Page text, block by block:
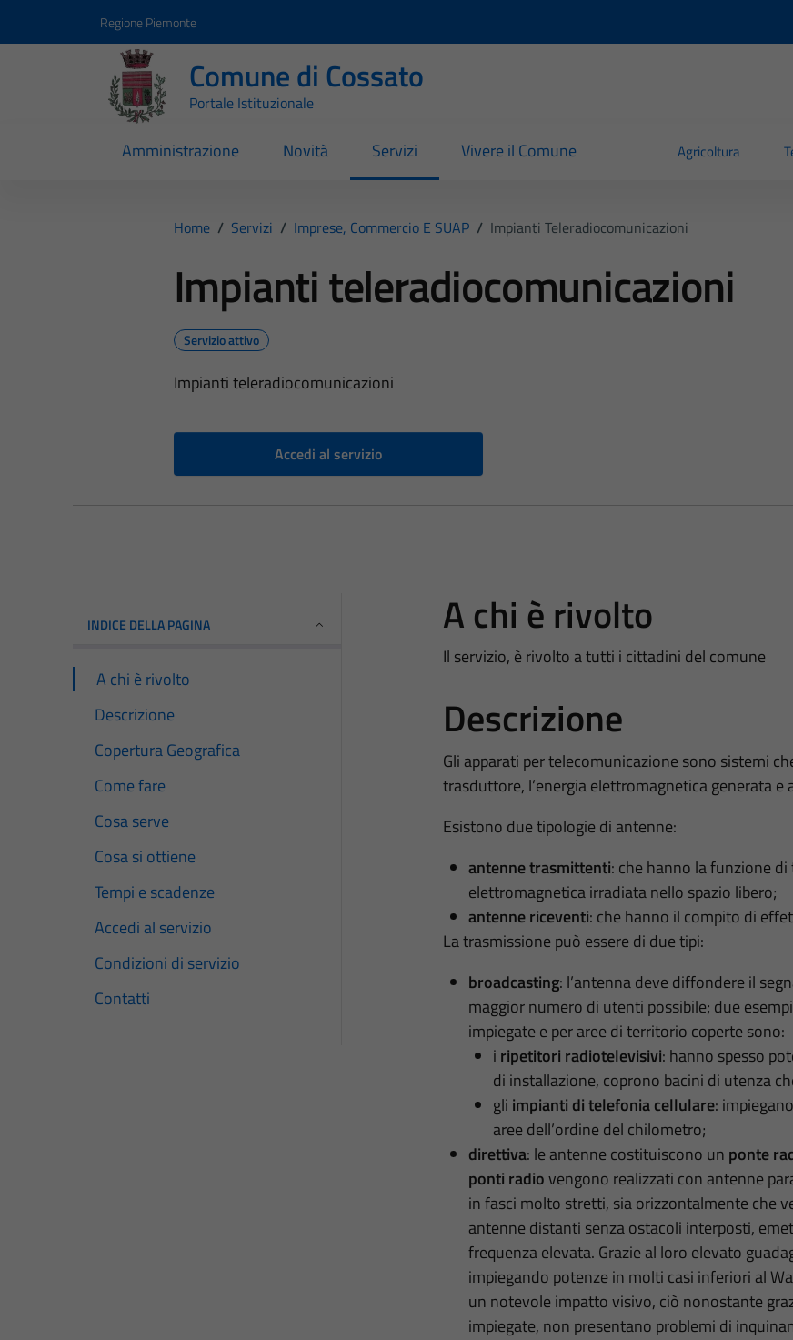
Regione Piemonte
Comune di Cossato
Portale Istituzionale
Amministrazione Novità Servizi Vivere il Comune Agricoltura
Home / Servizi / Imprese, Commercio E SUAP / Impianti Teleradiocomunicazioni
Impianti teleradiocomunicazioni
Servizio attivo
Impianti teleradiocomunicazioni
Accedi al servizio
INDICE DELLA PAGINA
A chi è rivolto
Descrizione
Copertura Geografica
Come fare
Cosa serve
Cosa si ottiene
Tempi e scadenze
Accedi al servizio
Condizioni di servizio
Contatti
A chi è rivolto
Il servizio, è rivolto a tutti i cittadini del comune
Descrizione
Gli apparati per telecomunicazione sono sistemi
trasduttore, l’energia elettromagnetica generata
Esistono due tipologie di antenne:
antenne trasmittenti: che hanno la funzione
elettromagnetica irradiata nello spazio libero;
antenne riceventi: che hanno il compito di
La trasmissione può essere di due tipi:
broadcasting: l’antenna deve diffondere il
maggior numero di utenti possibile; due
impiegate e per aree di territorio coperte sono:
i ripetitori radiotelevisivi: hanno spesso
di installazione, coprono bacini di utenza
gli impianti di telefonia cellulare:
aree dell’ordine del chilometro;
direttiva: le antenne costituiscono un ponte
ponti radiovengono realizzati con antenne
in fasci molto stretti, sia orizzontalmente che
antenne distanti senza ostacoli interposti,
frequenza elevata. Grazie al loro elevato
impiegando potenze in molti casi inferiori al
un notevole impatto visivo, ciò nonostante
impiegate, non presentano problemi di